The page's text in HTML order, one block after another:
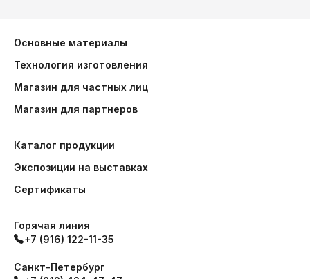
Основные материалы
Технология изготовления
Магазин для частных лиц
Магазин для партнеров
Каталог продукции
Экспозиции на выставках
Сертификаты
Горячая линия
+7 (916) 122-11-35
Санкт-Петербург